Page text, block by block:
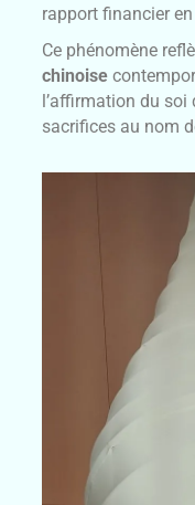
rapport financier
Ce phénomène
chinoise
l’affirmation du soi
sacrifices au nom